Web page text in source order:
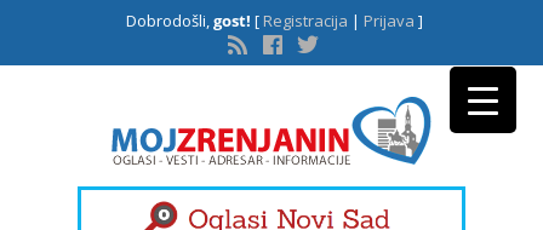
Dobrodošli,gost! [Registracija | Prijava ]